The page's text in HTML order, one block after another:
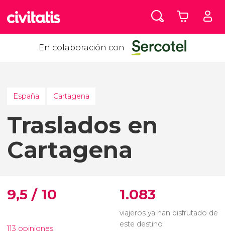
En colaboración con
España Cartagena
Traslados en
Cartagena
9,5 / 10
113 opiniones
1.083
viajeros ya han disfrutado de
este destino